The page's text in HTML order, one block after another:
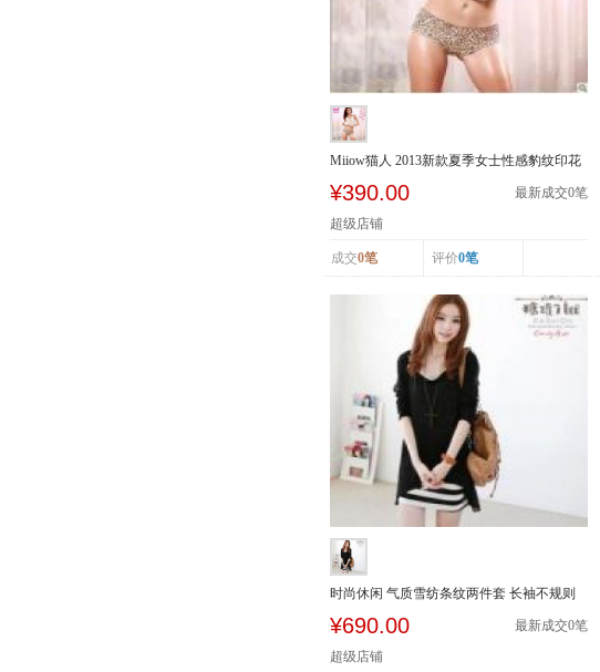
Miiow猫人 2013新款夏季女士性感豹纹印花
¥390.00 最新成交0笔
超级店铺
成交0笔 评价0笔
时尚休闲 气质雪纺条纹两件套 长袖不规则
¥690.00 最新成交0笔
超级店铺